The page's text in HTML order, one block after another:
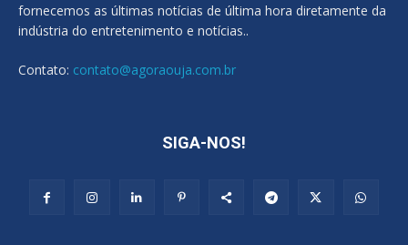
fornecemos as últimas notícias de última hora diretamente da
indústria do entretenimento e notícias..
Contato: contato@agoraouja.com.br
SIGA-NOS!